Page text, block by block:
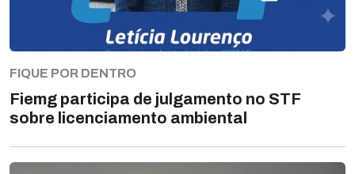
FIQUE POR DENTRO
Fiemg participa de julgamento no STF
sobre licenciamento ambiental